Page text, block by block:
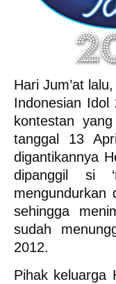
Hari Jum’at
Indonesian Idol
kontestan
tanggal 13
digantikannya
dipanggil si
mengundurkan
sehingga
sudah
2012.
Pihak keluarga